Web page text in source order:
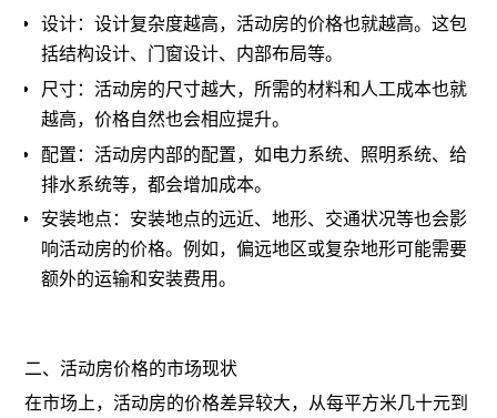
设计：设计复杂度越高，活动房的价格也就越高。这包
括结构设计、门窗设计、内部布局等。
尺寸：活动房的尺寸越大，所需的材料和人工成本也就
越高，价格自然也会相应提升。
配置：活动房内部的配置，如电力系统、照明系统、给
排水系统等，都会增加成本。
安装地点：安装地点的远近、地形、交通状况等也会影
响活动房的价格。例如，偏远地区或复杂地形可能需要
额外的运输和安装费用。
二、活动房价格的市场现状
在市场上，活动房的价格差异较大，从每平方米几十元到